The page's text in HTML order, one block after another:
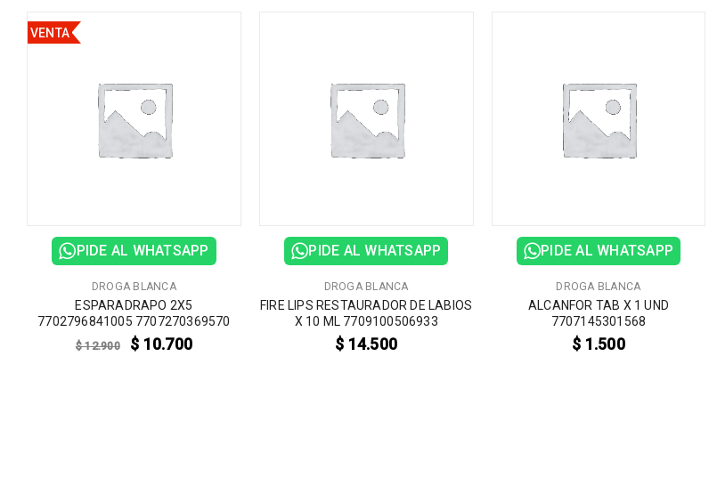
VENTA
PIDE AL WHATSAPP
DROGA BLANCA
ESPARADRAPO 2X5
7702796841005 7707270369570
$12.900 $ 10.700
PIDE AL WHATSAPP
DROGA BLANCA
FIRE LIPS RESTAURADOR DE LABIOS
X 10 ML 7709100506933
$ 14.500
PIDE AL WHATSAPP
DROGA BLANCA
ALCANFOR TAB X 1 UND
7707145301568
$ 1.500